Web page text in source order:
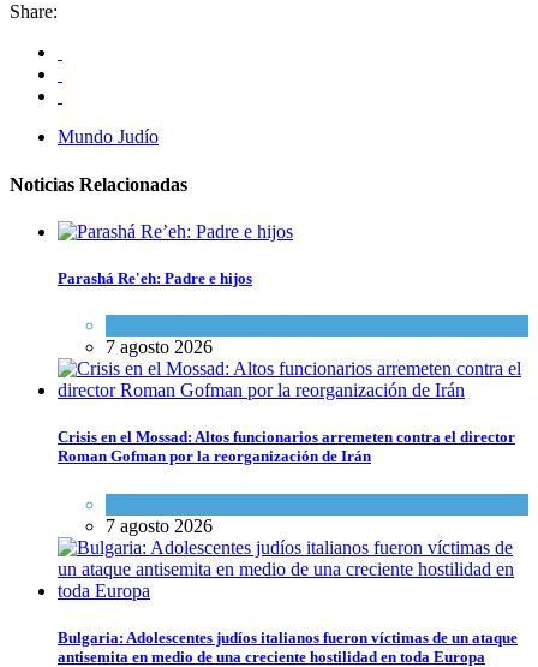
Share:
Mundo Judío
Noticias Relacionadas
Parashá Re'eh: Padre e hijos
7 agosto 2026
Crisis en el Mossad: Altos funcionarios arremeten contra el director
Roman Gofman por la reorganización de Irán
7 agosto 2026
Bulgaria: Adolescentes judíos italianos fueron víctimas de un ataque
antisemita en medio de una creciente hostilidad en toda Europa